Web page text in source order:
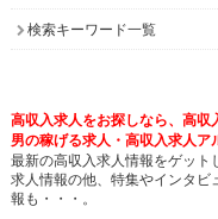
検索キーワード一覧
高収入求人をお探しなら、高収
男の稼げる求人・高収入求人ア
最新の高収入求人情報をゲット
求人情報の他、特集やインタ
報も・・・。